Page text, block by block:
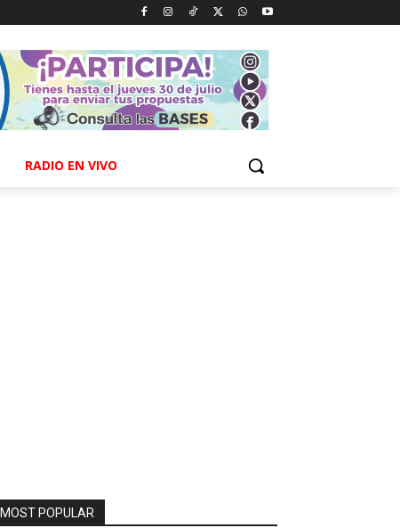
RADIO EN VIVO
MOST POPULAR